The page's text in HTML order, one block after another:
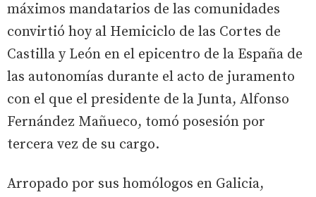
máximos mandatarios de las comunidades
convirtió hoy al Hemiciclo de las Cortes de
Castilla y León en el epicentro de la España de
las autonomías durante el acto de juramento
con el que el presidente de la Junta, Alfonso
Fernández Mañueco, tomó posesión por
tercera vez de su cargo.
Arropado por sus homólogos en Galicia,